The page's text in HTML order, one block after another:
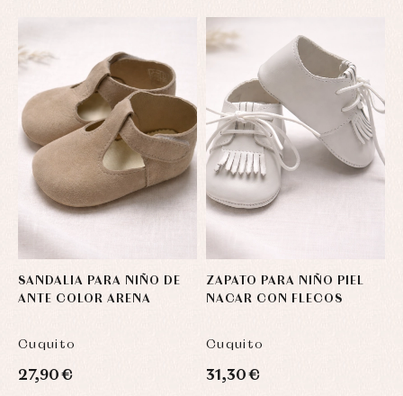
SANDALIA PARA NIÑO DE
ANTE COLOR ARENA
Cuquito
27,90 €
ZAPATO PARA NIÑO PIEL
NACAR CON FLECOS
Cuquito
31,30 €